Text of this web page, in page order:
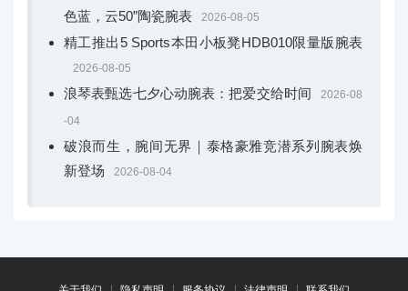
色蓝，云50”陶瓷腕表
2026-08-05
精工推出5 Sports本田小板凳HDB010限量版腕表
2026-08-05
浪琴表甄选七夕心动腕表：把爱交给时间 2026-08
-04
破浪而生，腕间无界｜泰格豪雅竞潜系列腕表焕
新登场
2026-08-04